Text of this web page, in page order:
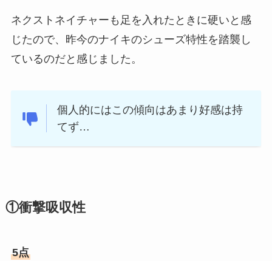
ネクストネイチャーも足を入れたときに硬いと感
じたので、昨今のナイキのシューズ特性を踏襲し
ているのだと感じました。
個人的にはこの傾向はあまり好感は持
てず…
①衝撃吸収性
5点